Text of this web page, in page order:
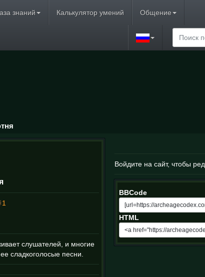
знаний Калькулятор умений Общение
1
слушателей, и многие
сладкоголосые песни.
Войдите на сайт, чтобы
BBCode
HTML